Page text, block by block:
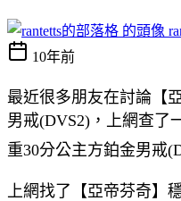
10年前
最近很多朋友在討論【
男戒(DVS2)，上網查了
重30分公主方鉑金男戒
上網找了【亞帝芬奇】